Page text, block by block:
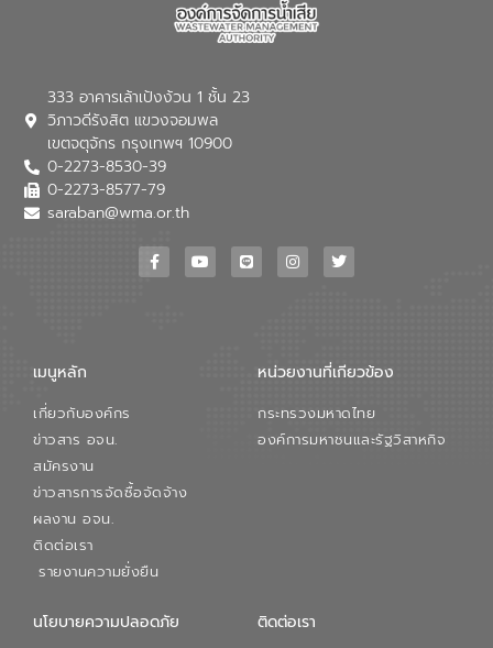
เทคโนโลยีการปรับปรุงคุณภาพน้ำ (Water
Reuse) และพัฒนารูปแบบการดำเนินงาน
ใช้น้ำที่พุ่งสูงขึ้นจากการขยายตัวของ
การองค์การจัดการน้ำเสีย กล่าวถึงภารกิจ
เพื่อสนับสนุนการพัฒนาเมืองอย่างยั่งยืน
ขณะที่ นายบดินทร์ อุดล กรรมการผู้อำนวย
สมดุลทางเศรษฐกิจและสิ่งแวดล้อมได้อย่าง
ภาคเอกชนในครั้งนี้ นับเป็นก้าวสำคัญของ
องค์การจัดการน้ำเสีย (อจน.) ในการร่วมวาง
333 อาคารเล้าเป้งง้วน 1 ชั้น 23
วิภาวดีรังสิต แขวงจอมพล
เขตจตุจักร กรุงเทพฯ 10900
0-2273-8530-39
0-2273-8577-79
saraban@wma.or.th
เมนูหลัก
เกี่ยวกับองค์กร
ข่าวสาร อจน.
สมัครงาน
ข่าวสารการจัดซื้อจัดจ้าง
ผลงาน อจน.
ติดต่อเรา
รายงานความยั่งยืน
หน่วยงานที่เกียวข้อง
กระทรวงมหาดไทย
องค์การมหาชนและรัฐวิสาหกิจ
นโยบายความปลอดภัย ติดต่อเรา